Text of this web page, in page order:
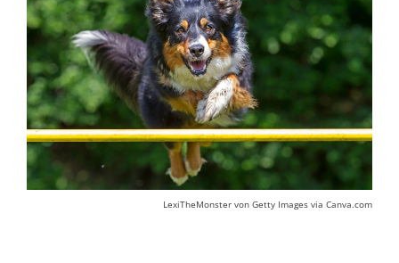
LexiTheMonster von Getty Images via Canva.com